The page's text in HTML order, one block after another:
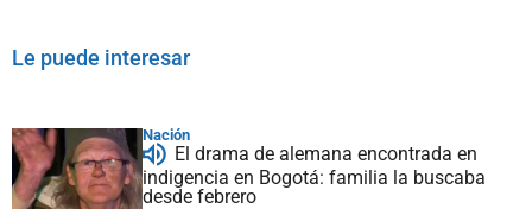
Le puede interesar
Nación
El drama de alemana encontrada en
indigencia en Bogotá: familia la buscaba
desde febrero